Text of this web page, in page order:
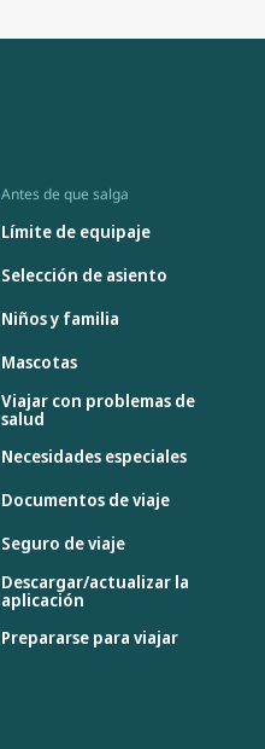
Antes de que salga
Límite de equipaje
Selección de asiento
Niños y familia
Mascotas
Viajar con problemas de
salud
Necesidades especiales
Documentos de viaje
Seguro de viaje
Descargar/actualizar la
aplicación
Prepararse para viajar